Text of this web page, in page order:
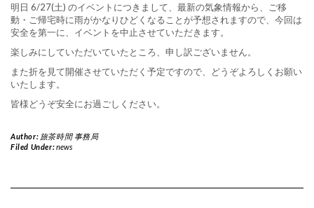
明日 6/27(土) のイベントにつきまして、最新の気象情報から、ご移
動・ご帰宅時に雨がかなりひどくなることが予想されますので、今回は
安全を第一に、イベントを中止させていただきます。
楽しみにしていただいていたところ、申し訳ございません。
また折を見て開催させていただく予定ですので、どうぞよろしくお願い
いたします。
皆様どうぞ安全にお過ごしください。
Author: 旅茶時間 事務局
Filed Under:news